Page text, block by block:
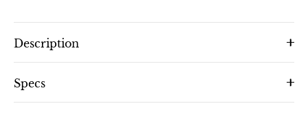
Description
Specs